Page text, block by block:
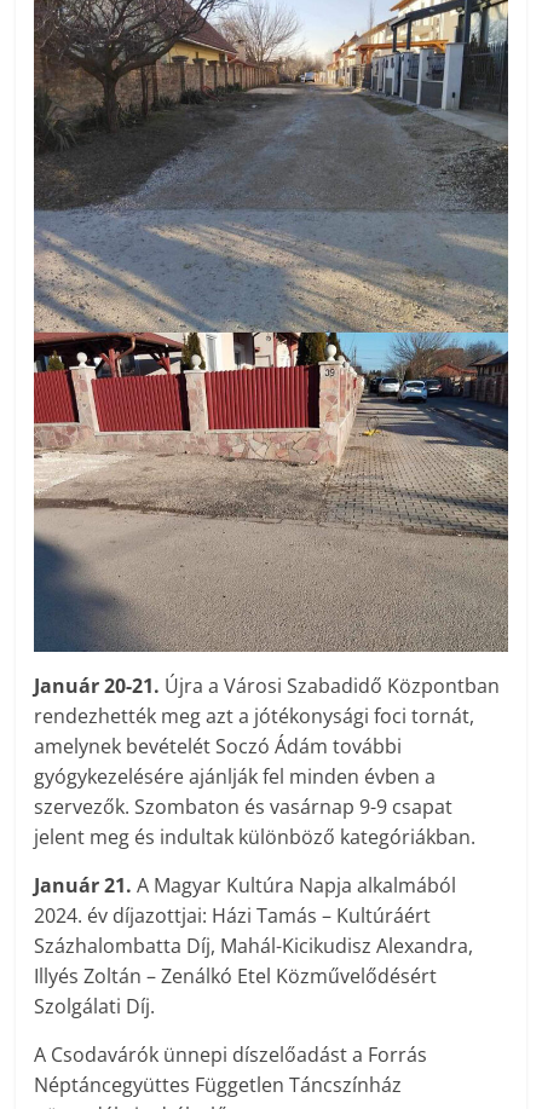
Január 20-21. Újra a Városi Szabadidő Központban
rendezhették meg azt a jótékonysági foci tornát,
amelynek bevételét Soczó Ádám további
gyógykezelésére ajánlják fel minden évben a
szervezők. Szombaton és vasárnap 9-9 csapat
jelent meg és indultak különböző kategóriákban.
Január 21.A Magyar Kultúra Napja alkalmából
2024. év díjazottjai: Házi Tamás – Kultúráért
Százhalombatta Díj, Mahál-Kicikudisz Alexandra,
Illyés Zoltán – Zenálkó Etel Közművelődésért
Szolgálati Díj.
A Csodavárók ünnepi díszelőadást a Forrás
Néptáncegyüttes Független Táncszínház